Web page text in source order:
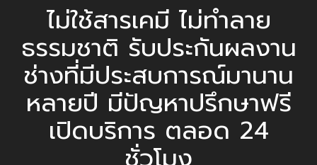
ไม่ใช้สารเคมี ไม่ทำลาย
ธรรมชาติ รับประกันผลงาน
ช่างที่มีประสบการณ์มานาน
หลายปี มีปัญหาปรึกษาฟรี
เปิดบริการ ตลอด 24